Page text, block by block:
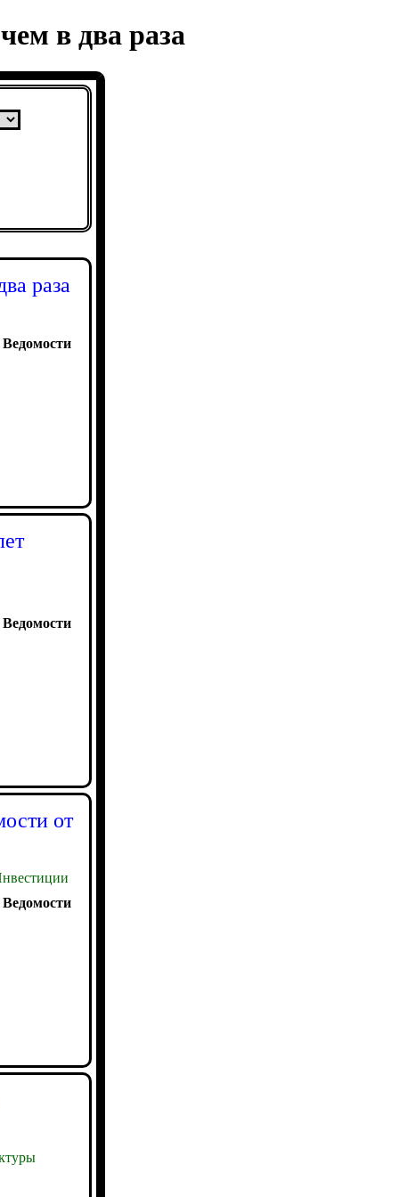
в два раза
раза
Ведомости
Ведомости
от
Ведомости